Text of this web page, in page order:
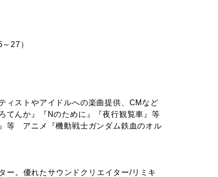
27）
ィストやアイドルへの楽曲提供、CMなど
てんか』『Nのために』『夜行観覧車』等
等 アニメ『機動戦士ガンダム鉄血のオル
ー。優れたサウンドクリエイター/リミキ